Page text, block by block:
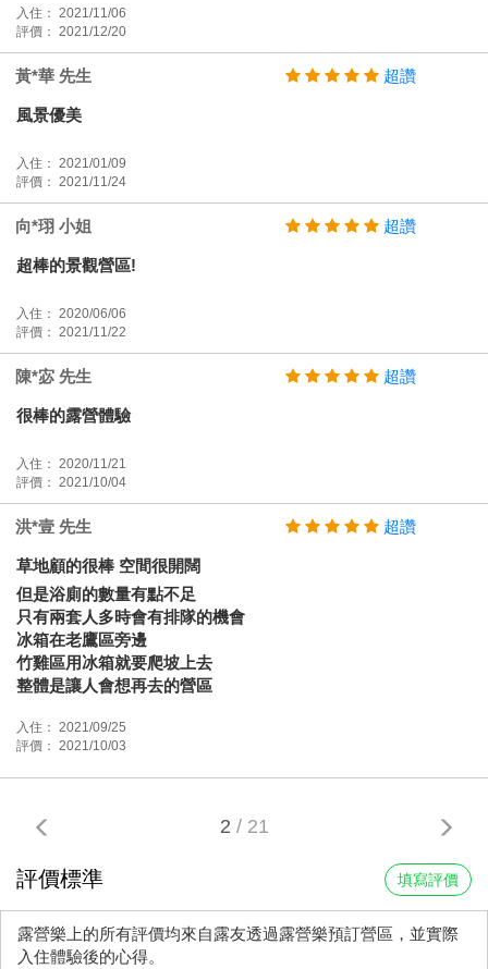
入住： 2021/11/06
評價： 2021/12/20
黃*華 先生 超讚
風景優美
入住： 2021/01/09
評價： 2021/11/24
向*珝 小姐 超讚
超棒的景觀營區!
入住： 2020/06/06
評價： 2021/11/22
陳*宓 先生 超讚
很棒的露營體驗
入住： 2020/11/21
評價： 2021/10/04
洪*壹 先生 超讚
草地顧的很棒 空間很開闊
但是浴廁的數量有點不足
只有兩套人多時會有排隊的機會
冰箱在老鷹區旁邊
竹雞區用冰箱就要爬坡上去
整體是讓人會想再去的營區
入住： 2021/09/25
評價： 2021/10/03
2 / 21
評價標準 填寫評價
露營樂上的所有評價均來自露友透過露營樂預訂營區，並實際
入住體驗後的心得。